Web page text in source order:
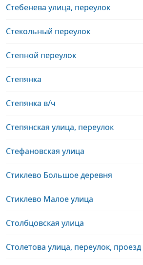
Стебенева улица, переулок
Стекольный переулок
Степной переулок
Степянка
Степянка в/ч
Степянская улица, переулок
Стефановская улица
Стиклево Большое деревня
Стиклево Малое улица
Столбцовская улица
Столетова улица, переулок, проезд